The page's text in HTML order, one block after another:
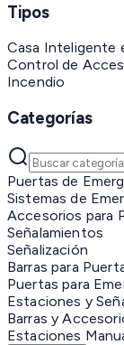
Tipos
Casa Inteligente
Control de
Incendio
Categorías
Puertas de
Sistemas de
Accesorios para
Señalamientos
Señalización
Barras para
Puertas para
Estaciones y
Barras y
Estaciones